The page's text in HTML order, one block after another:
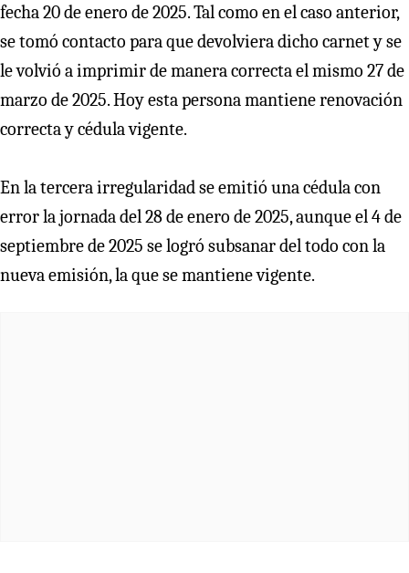
fecha 20 de enero de 2025. Tal como en el caso anterior,
se tomó contacto para que devolviera dicho carnet y se
le volvió a imprimir de manera correcta el mismo 27 de
marzo de 2025. Hoy esta persona mantiene renovación
correcta y cédula vigente.
En la tercera irregularidad se emitió una cédula con
error la jornada del 28 de enero de 2025, aunque el 4 de
septiembre de 2025 se logró subsanar del todo con la
nueva emisión, la que se mantiene vigente.